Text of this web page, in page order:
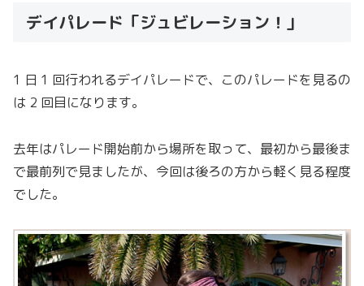
デイパレード「ジュビレーション！」
1 日 1 回行われるデイパレードで、このパレードを見るの
は 2 回目になります。
去年はパレード開始前から場所を取って、最初から最後ま
で最前列で見ましたが、今回は後ろの方から軽く見る程度
でした。